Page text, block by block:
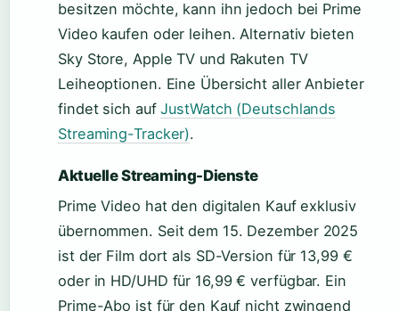
besitzen möchte, kann ihn jedoch bei Prime
Video kaufen oder leihen. Alternativ bieten
Sky Store, Apple TV und Rakuten TV
Leiheoptionen. Eine Übersicht aller Anbieter
findet sich aufJustWatch (Deutschlands
Streaming-Tracker).
Aktuelle Streaming-Dienste
Prime Video hat den digitalen Kauf exklusiv
übernommen. Seit dem 15. Dezember 2025
ist der Film dort als SD-Version für 13,99 €
oder in HD/UHD für 16,99 € verfügbar. Ein
Prime-Abo ist für den Kauf nicht zwingend